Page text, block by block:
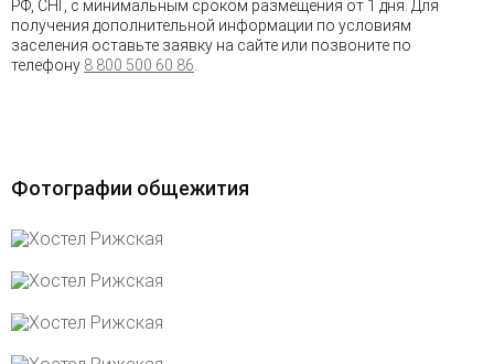
РФ, СНГ, с минимальным сроком размещения от 1 дня. Для
получения дополнительной информации по условиям
заселения оставьте заявку на сайте или позвоните по
телефону 8 800 500 60 86
Фотографии общежития